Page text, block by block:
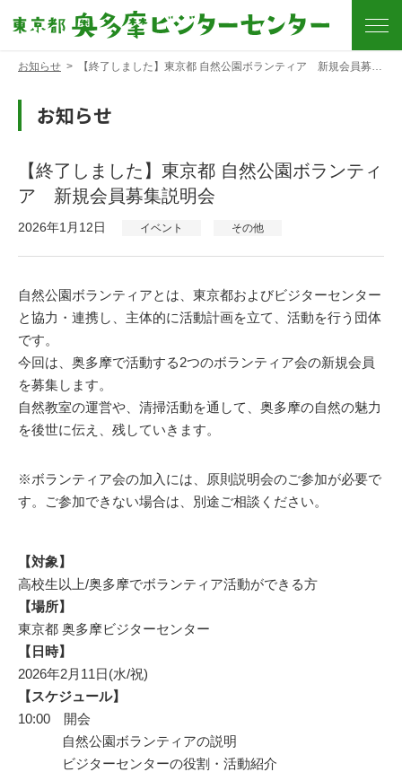
お知らせ > 【終了しました】東京都 自然公園ボランティア 新規会員募集説明会
お知らせ
【終了しました】東京都 自然公園ボランティ
ア 新規会員募集説明会
2026年1月12日 イベント その他
自然公園ボランティアとは、東京都およびビジターセンター
と協力・連携し、主体的に活動計画を立て、活動を行う団体
です。
今回は、奥多摩で活動する2つのボランティア会の新規会員
を募集します。
自然教室の運営や、清掃活動を通して、奥多摩の自然の魅力
を後世に伝え、残していきます。
※ボランティア会の加入には、原則説明会のご参加が必要で
す。ご参加できない場合は、別途ご相談ください。
【対象】
高校生以上/奥多摩でボランティア活動ができる方
【場所】
東京都 奥多摩ビジターセンター
【日時】
2026年2月11日(水/祝)
【スケジュール】
10:00 開会
自然公園ボランティアの説明
ビジターセンターの役割・活動紹介